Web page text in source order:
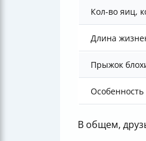
Кол-во яиц,
Длина
Прыжок
Особенность
В общем,